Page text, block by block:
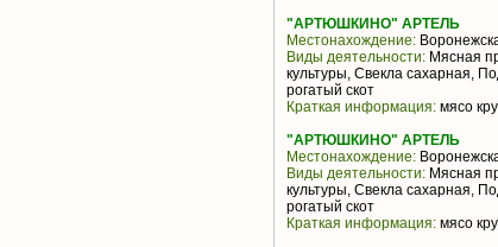
"АРТЮШКИНО" АРТЕЛЬ
Местонахождение:
Виды деятельности: Мясная
культуры, Свекла сахарная,
рогатый скот
Краткая информация: мясо
"АРТЮШКИНО" АРТЕЛЬ
Местонахождение:
Виды деятельности: Мясная
культуры, Свекла сахарная,
рогатый скот
Краткая информация: мясо